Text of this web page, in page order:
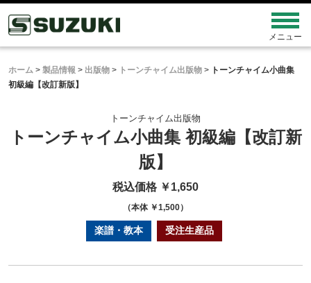
ホーム > 製品情報 > 出版物 > トーンチャイム出版物 >
トーンチャイム小曲集
初級編【改訂新版】
トーンチャイム出版物
トーンチャイム小曲集 初級編【改訂新
版】
税込価格 ￥1,650
（本体 ￥1,500）
楽譜・教本 受注生産品